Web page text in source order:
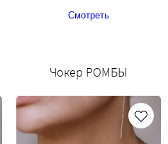
Смотреть
Чокер РОМБЫ